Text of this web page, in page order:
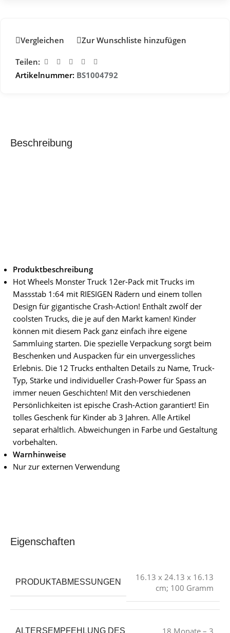
Vergleichen Zur Wunschliste hinzufügen
Teilen:
Artikelnummer: BS1004792
Beschreibung
Produktbeschreibung
Hot Wheels Monster Truck 12er-Pack mit Trucks im
Massstab 1:64 mit RIESIGEN Rädern und einem tollen
Design für gigantische Crash-Action! Enthält zwölf der
coolsten Trucks, die je auf den Markt kamen! Kinder
können mit diesem Pack ganz einfach ihre eigene
Sammluing starten. Die spezielle Verpackung sorgt beim
Beschenken und Auspacken für ein unvergessliches
Erlebnis. Die 12 Trucks enthalten Details zu Name, Truck-
Typ, Stärke und individueller Crash-Power für Spass an
immer neuen Geschichten! Mit den verschiedenen
Persönlichkeiten ist epische Crash-Action garantiert! Ein
tolles Geschenk für Kinder ab 3 Jahren. Alle Artikel
separat erhältlich. Abweichungen in Farbe und Gestaltung
vorbehalten.
Warnhinweise
Nur zur externen Verwendung
Eigenschaften
PRODUKTABMESSUNGEN
‎16.13 x 24.13 x 16.13
cm; 100 Gramm
ALTERSEMPFEHLUNG DES